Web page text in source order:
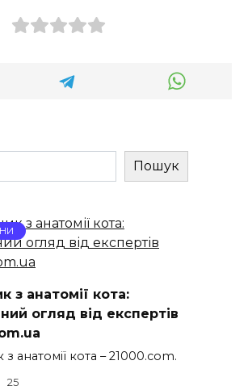
Пошук
з анатомії кота:
огляд від експертів
з анатомії кота – 21000.com.
25